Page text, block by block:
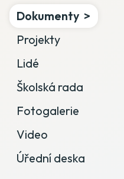
Dokumenty
Projekty
Lidé
Školská rada
Fotogalerie
Video
Úřední deska